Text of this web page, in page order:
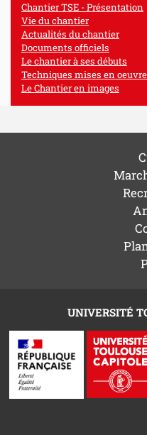
Chantier TSE - Présentation
Vie du chantier
Actualités du chantier
Documents officiels
Le chantier à ses débuts
Techniques mises en oeuvre
Le Chantier en images
UNIVERSITÉ